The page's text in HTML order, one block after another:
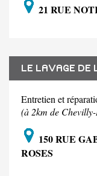
21 RUE
LE LAVAGE DE
Entretien et
(à 2km de
150 RUE
ROSES